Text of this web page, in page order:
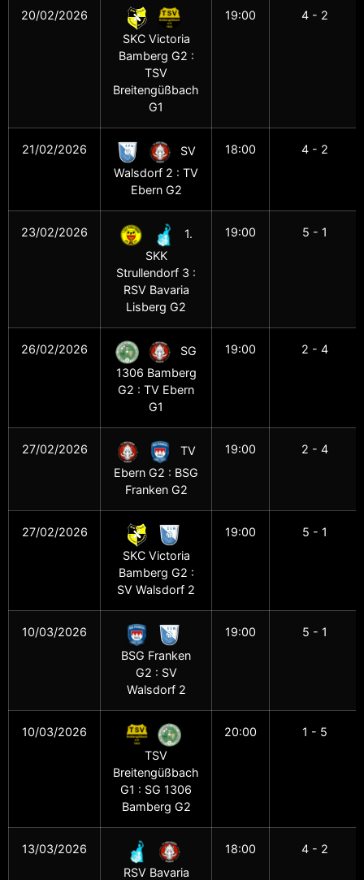
20/02/2026
SKC Victoria
Bamberg G2 :
TSV
Breitengüßbach
G1
19:00 4 - 2
21/02/2026
SV
Walsdorf 2 : TV
Ebern G2
18:00 4 - 2
23/02/2026
1.
SKK
Strullendorf 3 :
RSV Bavaria
Lisberg G2
19:00 5 - 1
26/02/2026
SG
1306 Bamberg
G2 : TV Ebern
G1
19:00 2 - 4
27/02/2026
TV
Ebern G2 : BSG
Franken G2
19:00 2 - 4
27/02/2026
SKC Victoria
Bamberg G2 :
SV Walsdorf 2
19:00 5 - 1
10/03/2026
BSG Franken
G2 : SV
Walsdorf 2
19:00 5 - 1
10/03/2026
TSV
Breitengüßbach
G1 : SG 1306
Bamberg G2
20:00 1 - 5
13/03/2026
RSV Bavaria
18:00 4 - 2